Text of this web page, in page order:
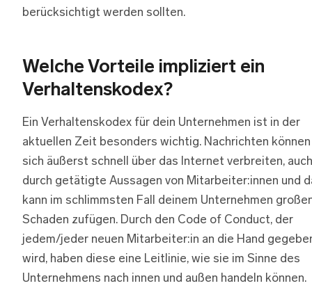
berücksichtigt werden sollten.
Welche Vorteile impliziert ein
Verhaltenskodex?
Ein Verhaltenskodex für dein Unternehmen ist in der
aktuellen Zeit besonders wichtig. Nachrichten können
sich äußerst schnell über das Internet verbreiten, auch
durch getätigte Aussagen von Mitarbeiter:innen und
kann im schlimmsten Fall deinem Unternehmen
Schaden zufügen. Durch den Code of Conduct, der
jedem/jeder neuen Mitarbeiter:in an die Hand
wird, haben diese eine Leitlinie, wie sie im Sinne des
Unternehmens nach innen und außen handeln können.